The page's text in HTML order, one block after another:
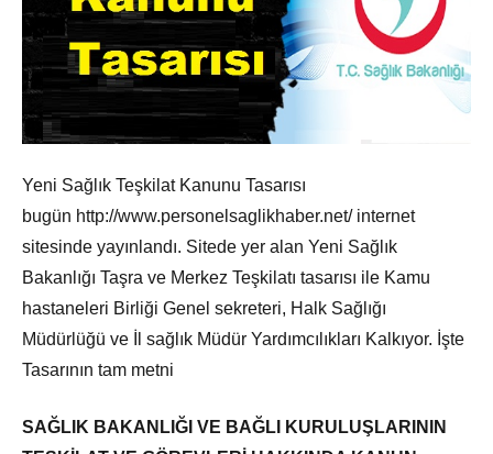
Yeni Sağlık Teşkilat Kanunu Tasarısı
bugün http://www.personelsaglikhaber.net/ internet
sitesinde yayınlandı. Sitede yer alan Yeni Sağlık
Bakanlığı Taşra ve Merkez Teşkilatı tasarısı ile Kamu
hastaneleri Birliği Genel sekreteri, Halk Sağlığı
Müdürlüğü ve İl sağlık Müdür Yardımcılıkları Kalkıyor. İşte
Tasarının tam metni
SAĞLIK BAKANLIĞI VE BAĞLI KURULUŞLARININ